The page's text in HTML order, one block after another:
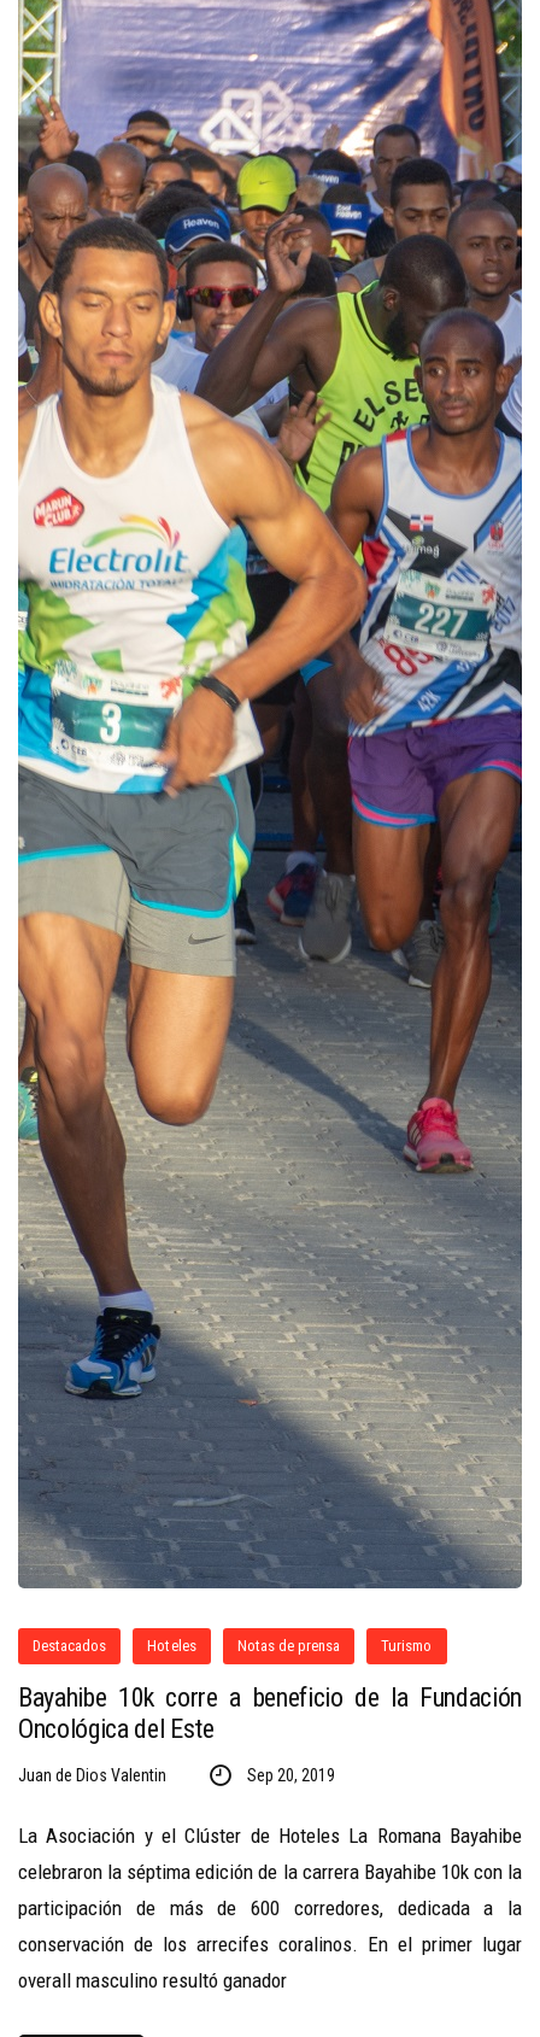
Destacados Hoteles Notas de prensa Turismo
Bayahibe 10k corre a beneficio de la Fundación
Oncológica del Este
Juan de Dios Valentin Sep 20, 2019
La Asociación y el Clúster de Hoteles La Romana Bayahibe
celebraron la séptima edición de la carrera Bayahibe 10k con la
participación de más de 600 corredores, dedicada a la
conservación de los arrecifes coralinos. En el primer lugar
overall masculino resultó ganador